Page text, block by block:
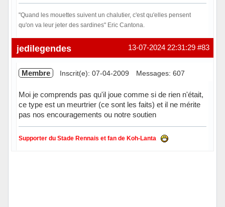
"Quand les mouettes suivent un chalutier, c'est qu'elles pensent
qu'on va leur jeter des sardines" Eric Cantona.
Hors ligne #83
13-07-2024 22:31:29
jedilegendes
Membre Inscrit(e): 07-04-2009 Messages: 607
Moi je comprends pas qu'il joue comme si de rien n'était,
ce type est un meurtrier (ce sont les faits) et il ne mérite
pas nos encouragements ou notre soutien
Supporter du Stade Rennais et fan de Koh-Lanta